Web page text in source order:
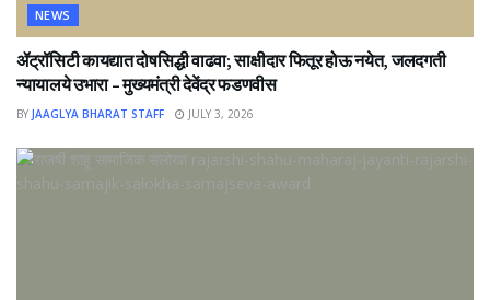
NEWS
ॲट्रॉसिटी कायद्यात दोषसिद्धी वाढवा; साक्षीदार फितूर होऊ नयेत, जलदगती
न्यायालये उभारा – मुख्यमंत्री देवेंद्र फडणवीस
BY JAAGLYA BHARAT STAFF JULY 3, 2026